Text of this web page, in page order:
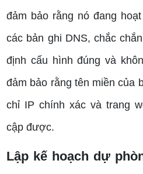
đảm bảo rằng nó đang
các bản ghi DNS, chắc
định cấu hình đúng và
đảm bảo rằng tên miền của
chỉ IP chính xác và trang
cập được.
Lập kế hoạch dự